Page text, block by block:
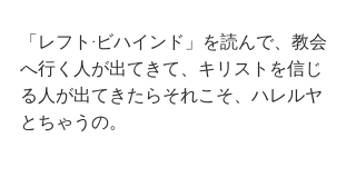
「レフト·ビハインド」を読んで、教会
へ行く人が出てきて、キリストを信じ
る人が出てきたらそれこそ、ハレルヤ
とちゃうの。